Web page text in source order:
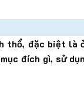
thổ, đặc biệt là
đích gì, sử